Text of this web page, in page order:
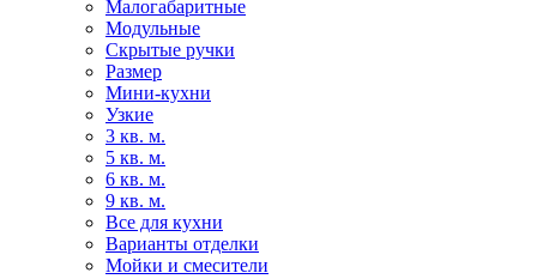
Малогабаритные
Модульные
Скрытые ручки
Размер
Мини-кухни
Узкие
3 кв. м.
5 кв. м.
6 кв. м.
9 кв. м.
Все для кухни
Варианты отделки
Мойки и смесители